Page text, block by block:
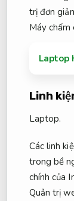
trị đơn
Máy chấm
Laptop
Linh
Laptop.
Các linh
trong bề
chính của
Quản trị